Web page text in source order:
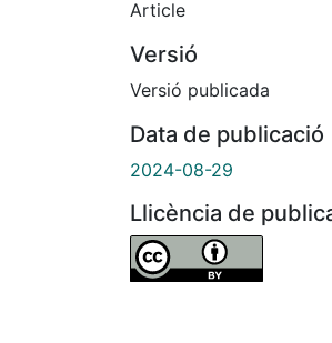
Article
Versió
Versió publicada
Data de publicació
2024-08-29
Llicència de